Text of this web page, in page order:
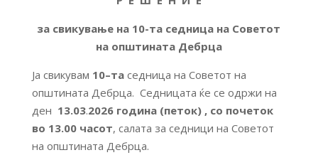
за свикување на 10-та седница на Советот
на општината Дебрца
Ја свикувам 10–таседница на Советот на
општината Дебрца. Седницата ќе се одржи на
ден 13.03.2026 година (петок), со почеток
во 13.00 часот, салата за седници на Советот
на општината Дебрца.